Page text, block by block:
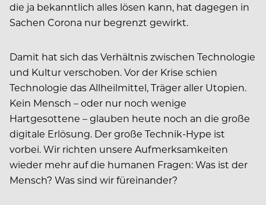
die ja bekanntlich alles lösen kann, hat dagegen in
Sachen Corona nur begrenzt gewirkt.
Damit hat sich das Verhältnis zwischen Technologie
und Kultur verschoben. Vor der Krise schien
Technologie das Allheilmittel, Träger aller Utopien.
Kein Mensch – oder nur noch wenige
Hartgesottene – glauben heute noch an die große
digitale Erlösung. Der große Technik-Hype ist
vorbei. Wir richten unsere Aufmerksamkeiten
wieder mehr auf die humanen Fragen: Was ist der
Mensch? Was sind wir füreinander?